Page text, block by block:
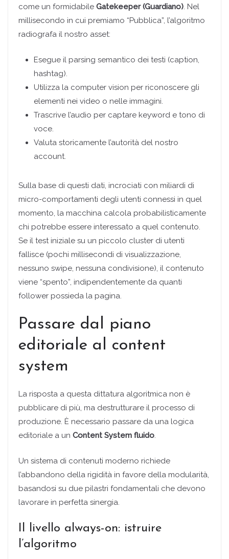
come un formidabile Gatekeeper (Guardiano). Nel
millisecondo in cui premiamo “Pubblica”, l’algoritmo
radiografa il nostro asset:
Esegue il parsing semantico dei testi (caption,
hashtag).
Utilizza la computer vision per riconoscere gli
elementi nei video o nelle immagini.
Trascrive l’audio per captare keyword e tono di
voce.
Valuta storicamente l’autorità del nostro
account.
Sulla base di questi dati, incrociati con miliardi di
micro-comportamenti degli utenti connessi in quel
momento, la macchina calcola probabilisticamente
chi potrebbe essere interessato a quel contenuto.
Se il test iniziale su un piccolo cluster di utenti
fallisce (pochi millisecondi di visualizzazione,
nessuno swipe, nessuna condivisione), il contenuto
viene “spento”, indipendentemente da quanti
follower possieda la pagina.
Passare dal piano
editoriale al content
system
La risposta a questa dittatura algoritmica non è
pubblicare di più, ma destrutturare il processo di
produzione. È necessario passare da una logica
editoriale a un Content System fluido.
Un sistema di contenuti moderno richiede
l’abbandono della rigidità in favore della modularità,
basandosi su due pilastri fondamentali che devono
lavorare in perfetta sinergia.
Il livello always-on: istruire
l’algoritmo